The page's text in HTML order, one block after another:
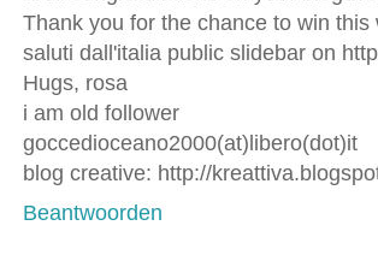
Thank you for the chance to win this
saluti dall'italia public slidebar on
Hugs, rosa
i am old follower
goccedioceano2000(at)libero(dot)it
blog creative: http://
Beantwoorden